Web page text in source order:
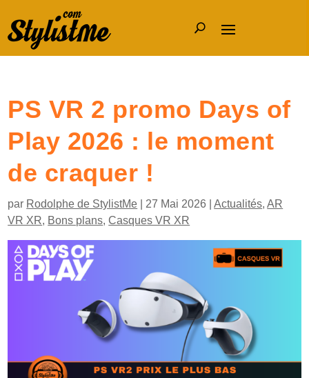
PS VR 2 promo Days of
Play 2026 : le moment
de craquer !
par Rodolphe de StylistMe 27 Mai 2026 |Actualités,AR
VR XR, Bons plans,Casques VR XR